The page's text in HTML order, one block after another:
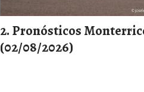
Pronósticos
(02/08/2026)